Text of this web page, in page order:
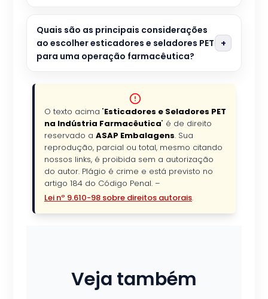
Quais são as principais considerações
ao escolher esticadores e seladores PET
para uma operação farmacêutica?
O texto acima "Esticadores e Seladores PET
na Indústria Farmacêutica" é de direito
reservado a ASAP Embalagens. Sua
reprodução, parcial ou total, mesmo citando
nossos links, é proibida sem a autorização
do autor. Plágio é crime e está previsto no
artigo 184 do Código Penal. –
Lei nº 9.610-98 sobre direitos autorais.
Veja também